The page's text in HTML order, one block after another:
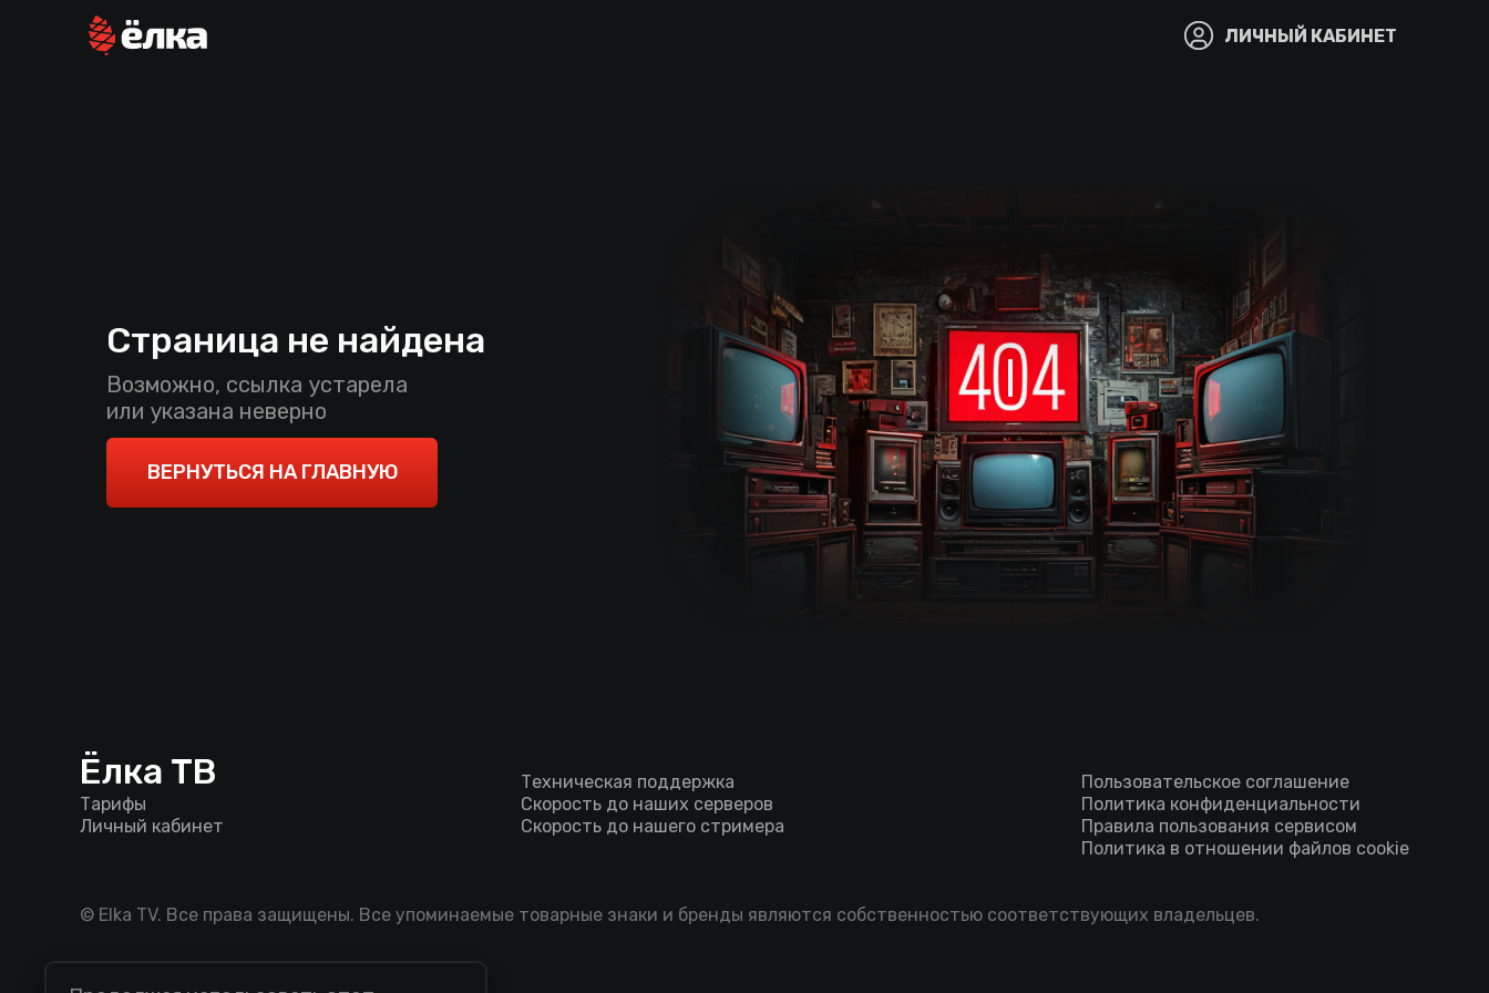
ЛИЧНЫЙ КАБИНЕТ
Страница не найдена
Возможно, ссылка устарела
или указана неверно
ВЕРНУТЬСЯ НА ГЛАВНУЮ
Ёлка ТВ
Тарифы
Личный кабинет
Техническая поддержка
Скорость до наших серверов
Скорость до нашего стримера
Пользовательское соглашение
Политика конфиденциальности
Правила пользования сервисом
Политика в отношении файлов cookie
© Elka TV. Все права защищены. Все упоминаемые товарные знаки и бренды являются собственностью соответствующих владельцев.